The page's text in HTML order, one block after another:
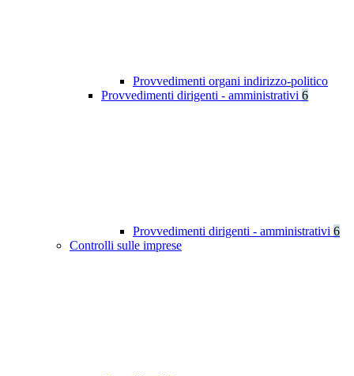
Provvedimenti organi indirizzo-politico
Provvedimenti dirigenti - amministrativi 6
Provvedimenti dirigenti - amministrativi 6
Controlli sulle imprese